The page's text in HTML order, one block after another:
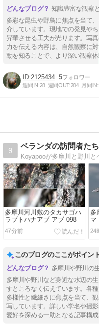
知識豊富な観察
多彩な昆虫や野鳥に焦点を当て
介しています。現地での発見や
昇華させる工夫が光ります。写
力を伝える内容は、自然観察に
動を知ることで、より深い観察
2125434 5
週間IN:28 週間OUT:284 月間IN:
9
ベランダの訪問者たち
多摩川河川敷のタカサゴハ
ラブトハナアブ アブ 098
47分前
多
マ
24
このブログのここがポイン
多摩川や野川の
多摩川や野川など身近な水辺の
すところなく伝えています。各
多様性と繊細さに焦点を当て、
写しています。詳しい学名や撮
愛好を深める一助となる記事構成